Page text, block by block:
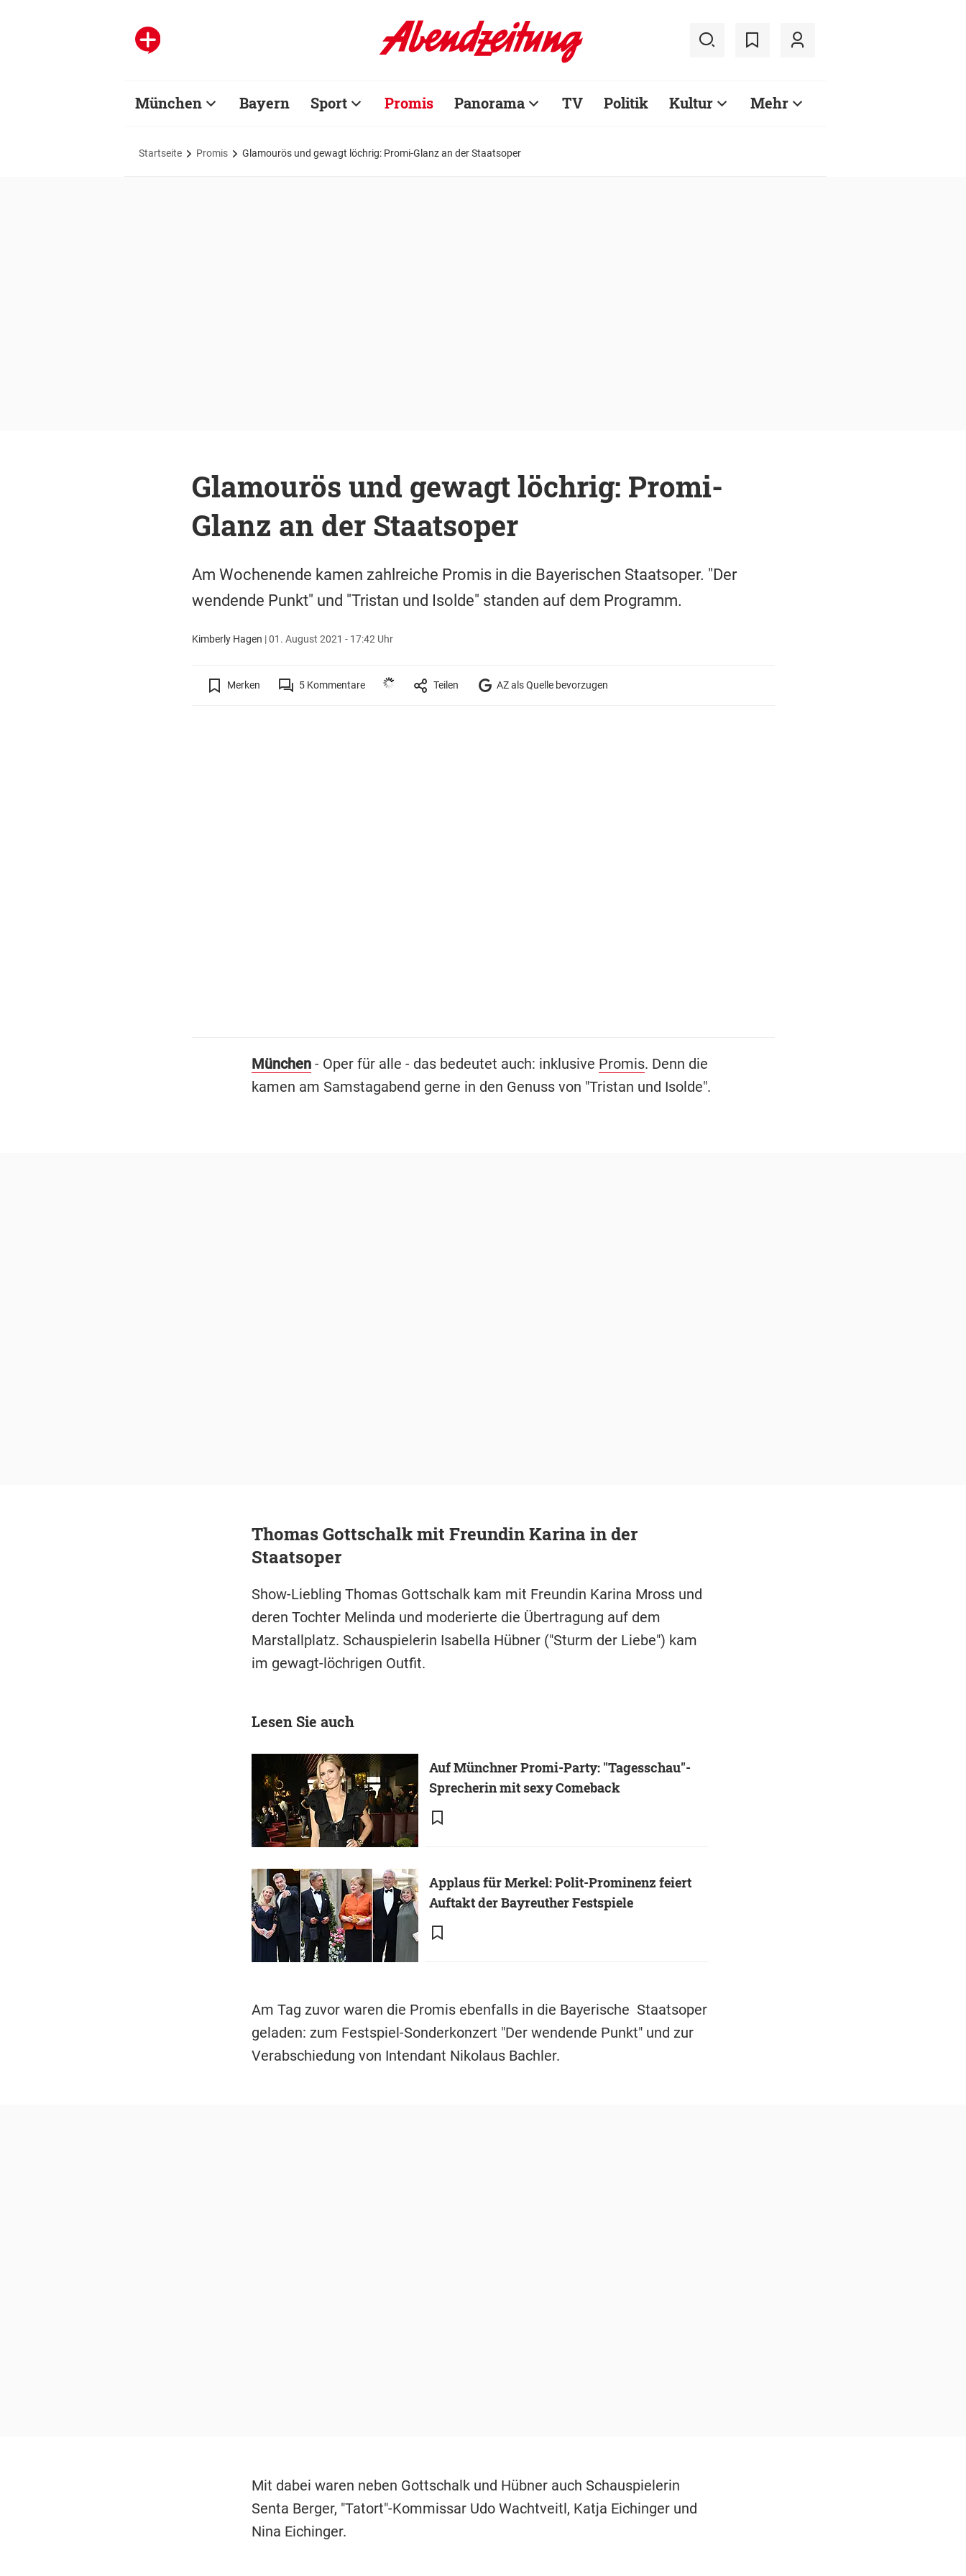
München Bayern Sport Promis Panorama TV Politik Kultur Mehr
Startseite Promis Glamourös und gewagt löchrig: Promi-Glanz an der Staatsoper
Glamourös und gewagt löchrig: Promi-
Glanz an der Staatsoper
Am Wochenende kamen zahlreiche Promis in die Bayerischen Staatsoper. "Der
wendende Punkt" und "Tristan und Isolde" standen auf dem Programm.
Kimberly Hagen |01. August 2021 - 17:42 Uhr
Merken 5Kommentare Teilen AZ als Quelle bevorzugen
München- Oper für alle - das bedeutet auch: inklusive Promis. Denn die
kamen am Samstagabend gerne in den Genuss von "Tristan und Isolde".
Thomas Gottschalk mit Freundin Karina in der
Staatsoper
Show-Liebling Thomas Gottschalk kam mit Freundin Karina Mross und
deren Tochter Melinda und moderierte die Übertragung auf dem
Marstallplatz. Schauspielerin Isabella Hübner ("Sturm der Liebe") kam
im gewagt-löchrigen Outfit.
Lesen Sie auch
Auf Münchner Promi-Party: "Tagesschau"-
Sprecherin mit sexy Comeback
Applaus für Merkel: Polit-Prominenz feiert
Auftakt der Bayreuther Festspiele
Am Tag zuvor waren die Promis ebenfalls in die Bayerische Staatsoper
geladen: zum Festspiel-Sonderkonzert "Der wendende Punkt" und zur
Verabschiedung von Intendant Nikolaus Bachler.
Mit dabei waren neben Gottschalk und Hübner auch Schauspielerin
Senta Berger, "Tatort"-Kommissar Udo Wachtveitl, Katja Eichinger und
Nina Eichinger.